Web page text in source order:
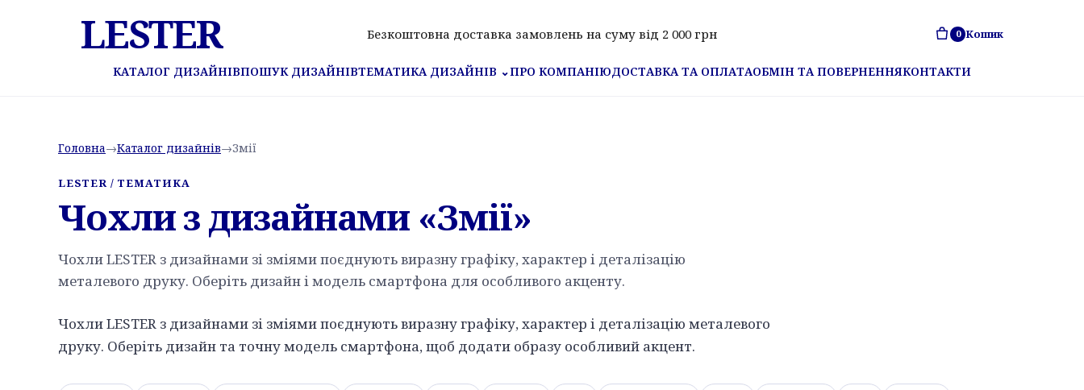
LESTER Безкоштовна доставка замовлень на суму від 2 000 грн 0 Кошик
КАТАЛОГ ДИЗАЙНІВПОШУК ДИЗАЙНІВТЕМАТИКА ДИЗАЙНІВ ⌄ПРО КОМПАНІЮДОСТАВКА ТА ОПЛАТАОБМІН ТА ПОВЕРНЕННЯКОНТАКТИ
Головна→Каталог дизайнів→Змії
LESTER / ТЕМАТИКА
Чохли з дизайнами «Змії»
Чохли LESTER з дизайнами зі зміями поєднують виразну графіку, характер і деталізацію
металевого друку. Оберіть дизайн і модель смартфона для особливого акценту.
Чохли LESTER з дизайнами зі зміями поєднують виразну графіку, характер і деталізацію металевого
друку. Оберіть дизайн та точну модель смартфона, щоб додати образу особливий акцент.